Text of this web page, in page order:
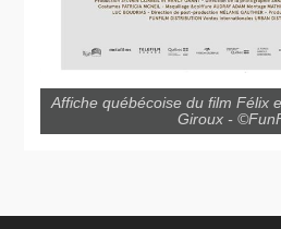
Affiche québécoise du film Félix
Giroux -